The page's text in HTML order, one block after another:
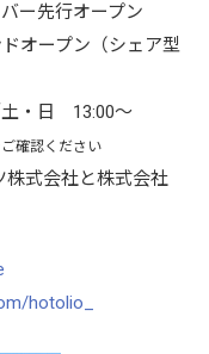
ー先行オープン
プン（シェア型
・日 13:00～
確認ください
式会社と株式会社
hotolio_